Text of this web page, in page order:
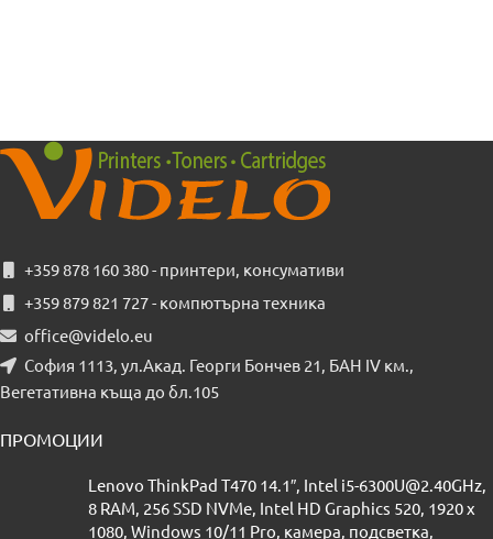
+359 878 160 380 - принтери, консумативи
+359 879 821 727 - компютърна техника
office@videlo.eu
София 1113, ул.Акад. Георги Бончев 21, БАН IV км.,
Вегетативна къща до бл.105
ПРОМОЦИИ
Lenovo ThinkPad T470 14.1″, Intel i5-6300U@2.40GHz,
8 RAM, 256 SSD NVMe, Intel HD Graphics 520, 1920 x
1080, Windows 10/11 Pro, камера, подсветка,